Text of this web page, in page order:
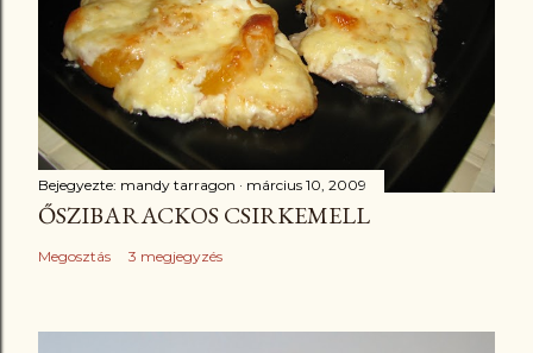
Bejegyezte: mandy tarragon március 10, 2009
ŐSZIBARACKOS CSIRKEMELL
Megosztás 3 megjegyzés